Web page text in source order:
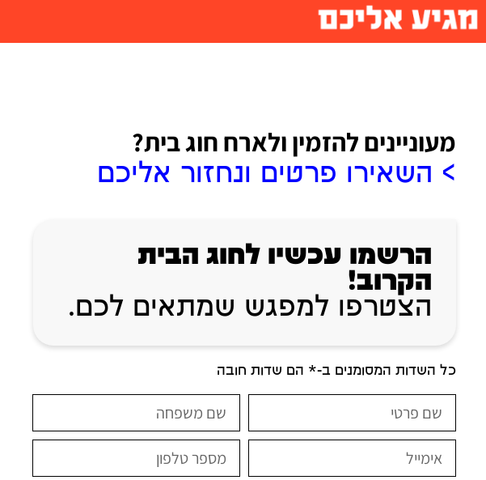
מעוניינים להזמין ולארח חוג בית?
> השאירו פרטים ונחזור אליכם
הרשמו עכשיו לחוג הבית
הקרוב!
הצטרפו למפגש שמתאים לכם.
כל השדות המסומנים ב-* הם שדות חובה